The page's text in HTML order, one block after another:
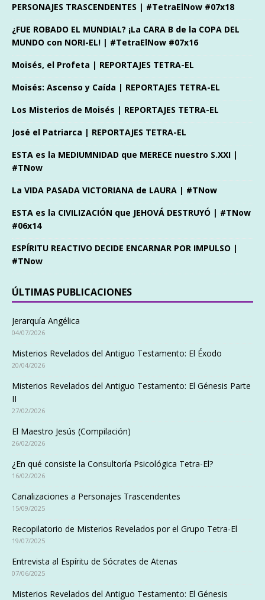
PERSONAJES TRASCENDENTES | #TetraElNow #07x18
¿FUE ROBADO EL MUNDIAL? ¡La CARA B de la COPA DEL
MUNDO con NORI-EL! | #TetraElNow #07x16
Moisés, el Profeta | REPORTAJES TETRA-EL
Moisés: Ascenso y Caída | REPORTAJES TETRA-EL
Los Misterios de Moisés | REPORTAJES TETRA-EL
José el Patriarca | REPORTAJES TETRA-EL
ESTA es la MEDIUMNIDAD que MERECE nuestro S.XXI |
#TNow
La VIDA PASADA VICTORIANA de LAURA | #TNow
ESTA es la CIVILIZACIÓN que JEHOVÁ DESTRUYÓ | #TNow
#06x14
ESPÍRITU REACTIVO DECIDE ENCARNAR POR IMPULSO |
#TNow
ÚLTIMAS PUBLICACIONES
Jerarquía Angélica
04/07/2026
Misterios Revelados del Antiguo Testamento: El Éxodo
20/04/2026
Misterios Revelados del Antiguo Testamento: El Génesis Parte
II
27/02/2026
El Maestro Jesús (Compilación)
26/02/2026
¿En qué consiste la Consultoría Psicológica Tetra-El?
16/02/2026
Canalizaciones a Personajes Trascendentes
15/09/2025
Recopilatorio de Misterios Revelados por el Grupo Tetra-El
19/07/2025
Entrevista al Espíritu de Sócrates de Atenas
07/06/2025
Misterios Revelados del Antiguo Testamento: El Génesis